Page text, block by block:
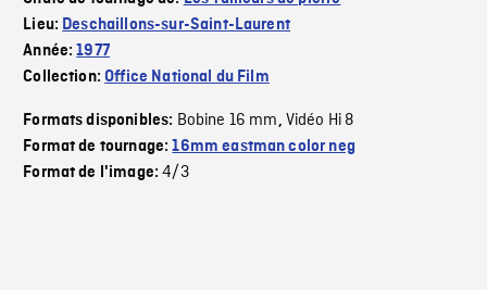
Lieu: Deschaillons-sur-Saint-Laurent
Année:1977
Collection:Office National du Film
Formats disponibles: Bobine 16 mm, Vidéo Hi 8
Format de tournage:16mm eastman color neg
Format de l'image:4/3